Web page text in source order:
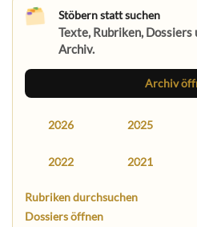
Stöbern statt suchen
Texte, Rubriken, Dossiers
Archiv.
Archiv
2026 2025
2022 2021
Rubriken durchsuchen
Dossiers öffnen